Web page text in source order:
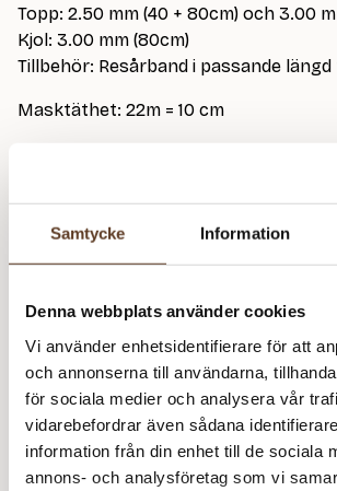
Samtycke Information
Denna webbplats använder cookies
Vi använder enhetsidentifierare för att
och annonserna till användarna,
för sociala medier och analysera vår
vidarebefordrar även sådana
information från din enhet till de sociala
annons- och analysföretag som vi
Topp: 2.50 mm (40 + 80cm) och 3.00
Kjol: 3.00 mm (80cm)
Tillbehör: Resårband i passande
Masktäthet: 22m = 10 cm
med tillhörande garn.
Detta mönster kräver att du köper
Line – 1002 Vit (Lager: 56)
Line – 1002 Vit (Lager: 56)